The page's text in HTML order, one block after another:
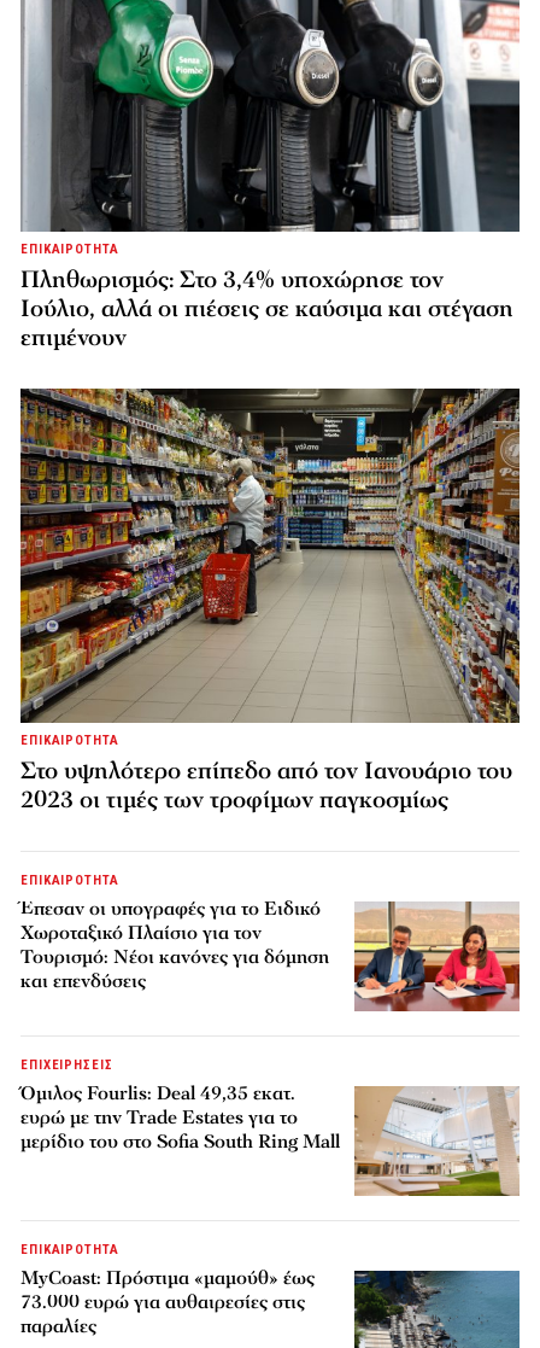
ΕΠΙΚΑΙΡΟΤΗΤΑ
Πληθωρισμός: Στο 3,4% υποχώρησε τον
Ιούλιο, αλλά οι πιέσεις σε καύσιμα και στέγαση
επιμένουν
ΕΠΙΚΑΙΡΟΤΗΤΑ
Στο υψηλότερο επίπεδο από τον Ιανουάριο του
2023 οι τιμές των τροφίμων παγκοσμίως
ΕΠΙΚΑΙΡΟΤΗΤΑ
Έπεσαν οι υπογραφές για το Ειδικό
Χωροταξικό Πλαίσιο για τον
Τουρισμό: Νέοι κανόνες για δόμηση
και επενδύσεις
ΕΠΙΧΕΙΡΗΣΕΙΣ
Όμιλος Fourlis: Deal 49,35 εκατ.
ευρώ με την Trade Estates για το
μερίδιο του στο Sofia South Ring Mall
ΕΠΙΚΑΙΡΟΤΗΤΑ
MyCoast: Πρόστιμα «μαμούθ» έως
73.000 ευρώ για αυθαιρεσίες στις
παραλίες